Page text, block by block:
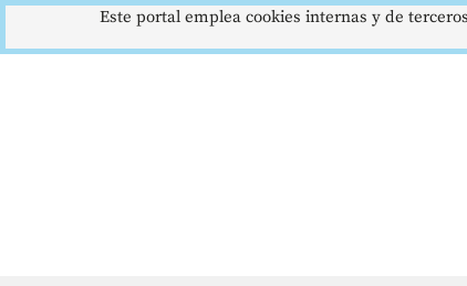
Este portal emplea cookies internas y de